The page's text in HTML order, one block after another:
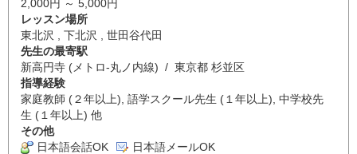
2,000円 ～ 5,000円
レッスン場所
東北沢 , 下北沢 , 世田谷代田
先生の最寄駅
新高円寺 (メトロ-丸ノ内線) / 東京都 杉並区
指導経験
家庭教師 (２年以上), 語学スクール先生 (１年以上), 中学校先
生 (１年以上) 他
その他
日本語会話OK
日本語メールOK